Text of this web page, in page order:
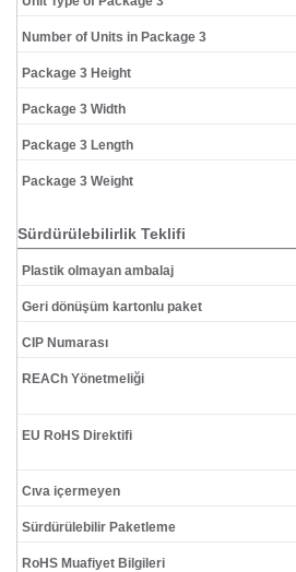
Number of Units in Package 3
Package 3 Height
Package 3 Width
Package 3 Length
Package 3 Weight
Sürdürülebilirlik Teklifi
Plastik olmayan ambalaj
Geri dönüşüm kartonlu paket
CIP Numarası
REACh Yönetmeliği
EU RoHS Direktifi
Cıva içermeyen
Sürdürülebilir Paketleme
RoHS Muafiyet Bilgileri